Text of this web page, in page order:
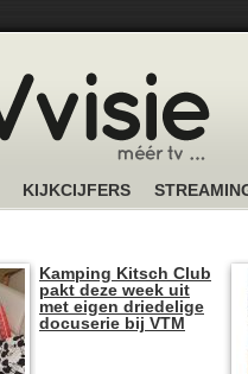
KIJKCIJFERS
Kamping Kitsch Club
pakt deze week uit
met eigen driedelige
docuserie bij VTM